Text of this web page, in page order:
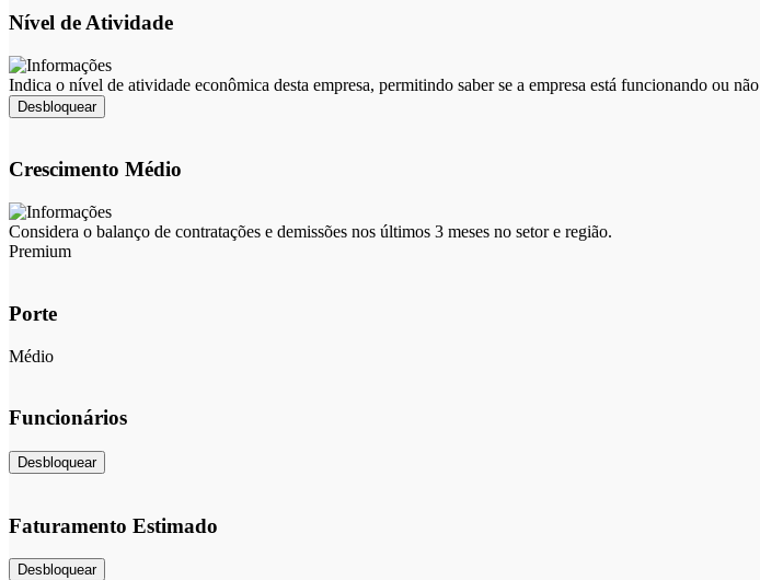
Nível de Atividade
Indica o nível de atividade econômica desta empresa, permitindo saber se a empresa está funcionando ou não
Desbloquear
Crescimento Médio
Considera o balanço de contratações e demissões nos últimos 3 meses no setor e região.
Premium
Porte
Médio
Funcionários
Desbloquear
Faturamento Estimado
Desbloquear